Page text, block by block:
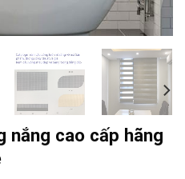
nắng cao cấp hãng